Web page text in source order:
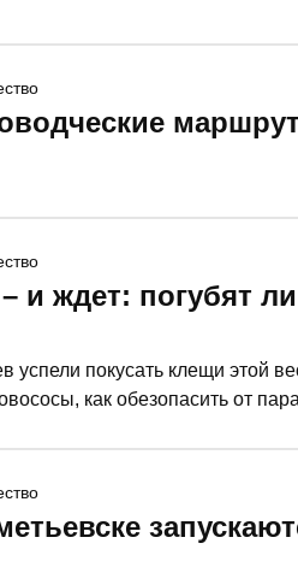
и ждет: погубят
успели покусать клещи этой
как обезопасить от